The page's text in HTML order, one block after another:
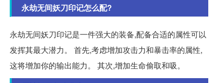
永劫无间妖刀印记怎么配?
永劫无间妖刀印记是一件强大的装备,配备合适的属性可以
发挥其最大潜力。 首先,考虑增加攻击力和暴击率的属性,
这将增加你的输出能力。 其次,增加生命偷取和吸。